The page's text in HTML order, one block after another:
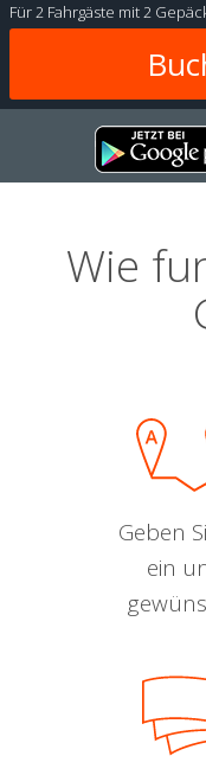
Für2 Fahrgäste mit2
Wie
Geben
ein